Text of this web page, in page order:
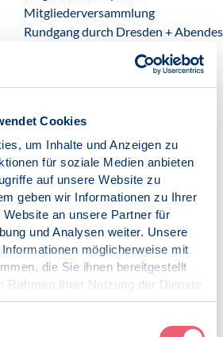
Cookies
um Inhalte und Anzeigen zu
für soziale Medien anbieten
auf unsere Website zu
geben wir Informationen zu Ihrer
an unsere Partner für
und Analysen weiter. Unsere
möglicherweise mit
die Sie ihnen bereitgestellt
Rahmen Ihrer Nutzung der Dienste
Mitgliederversammlung
Rundgang durch Dresden +
inkl. Finanzbericht